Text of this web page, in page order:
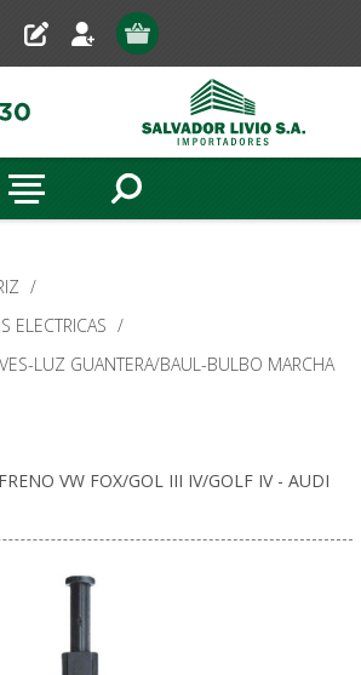
/
ELECTRICAS /
LUZ GUANTERA/BAUL-BULBO MARCHA
VW FOX/GOL III IV/GOLF IV - AUDI